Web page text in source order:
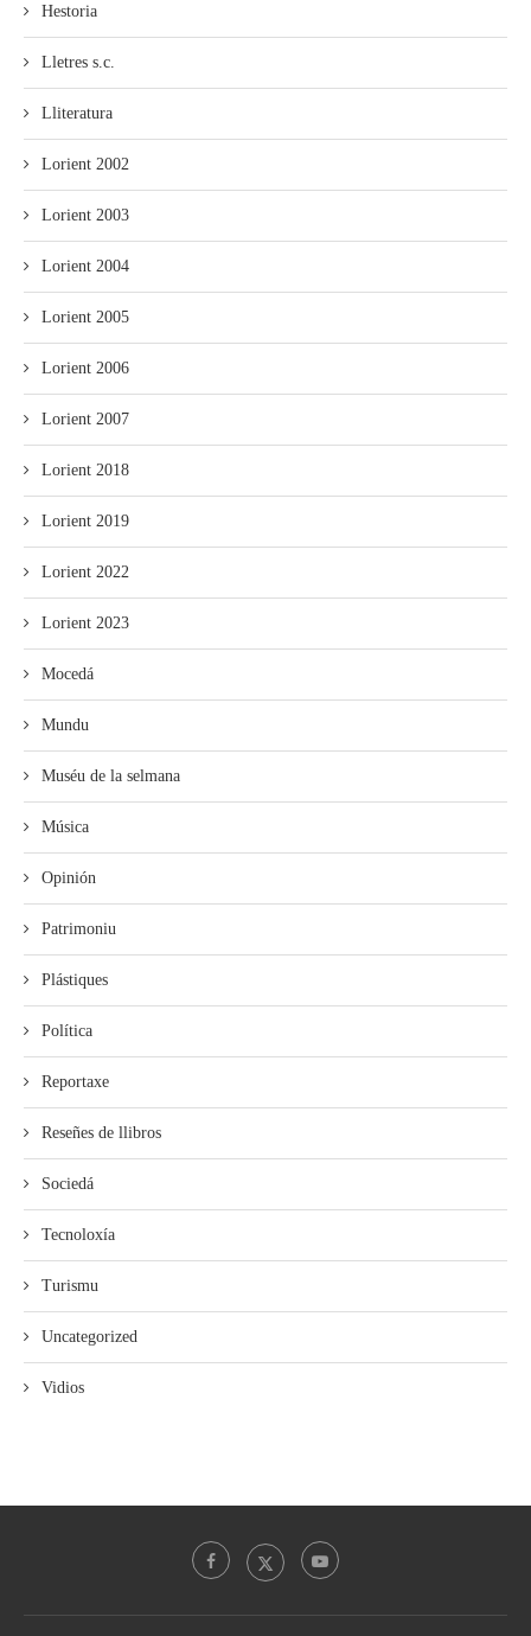
Hestoria
Lletres s.c.
Lliteratura
Lorient 2002
Lorient 2003
Lorient 2004
Lorient 2005
Lorient 2006
Lorient 2007
Lorient 2018
Lorient 2019
Lorient 2022
Lorient 2023
Mocedá
Mundu
Muséu de la selmana
Música
Opinión
Patrimoniu
Plástiques
Política
Reportaxe
Reseñes de llibros
Sociedá
Tecnoloxía
Turismu
Uncategorized
Vidios